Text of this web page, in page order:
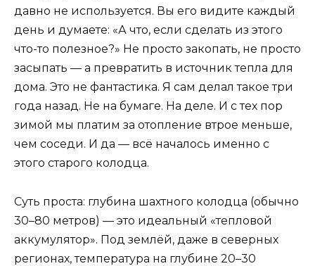
давно не используется. Вы его видите каждый
день и думаете: «А что, если сделать из этого
что-то полезное?» Не просто закопать, не просто
засыпать — а превратить в источник тепла для
дома. Это не фантастика. Я сам делал такое три
года назад. Не на бумаге. На деле. И с тех пор
зимой мы платим за отопление втрое меньше,
чем соседи. И да — всё началось именно с
этого старого колодца.
Суть проста: глубина шахтного колодца (обычно
30–80 метров) — это идеальный «тепловой
аккумулятор». Под землёй, даже в северных
регионах, температура на глубине 20–30